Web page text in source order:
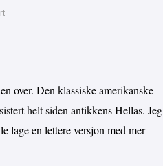
over. Den klassiske amerikanske
helt siden antikkens Hellas. Jeg
lage en lettere versjon med mer